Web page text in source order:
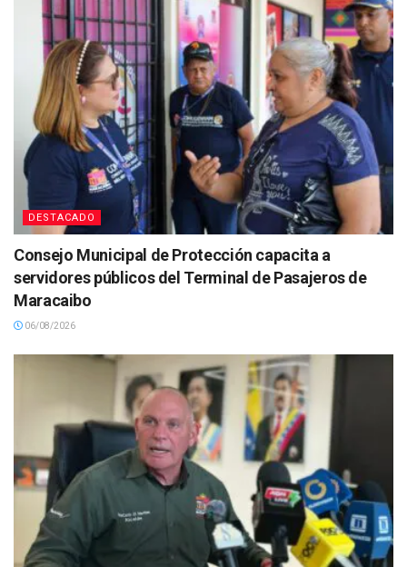
DESTACADO
Consejo Municipal de Protección capacita a
servidores públicos del Terminal de Pasajeros de
Maracaibo
06/08/2026